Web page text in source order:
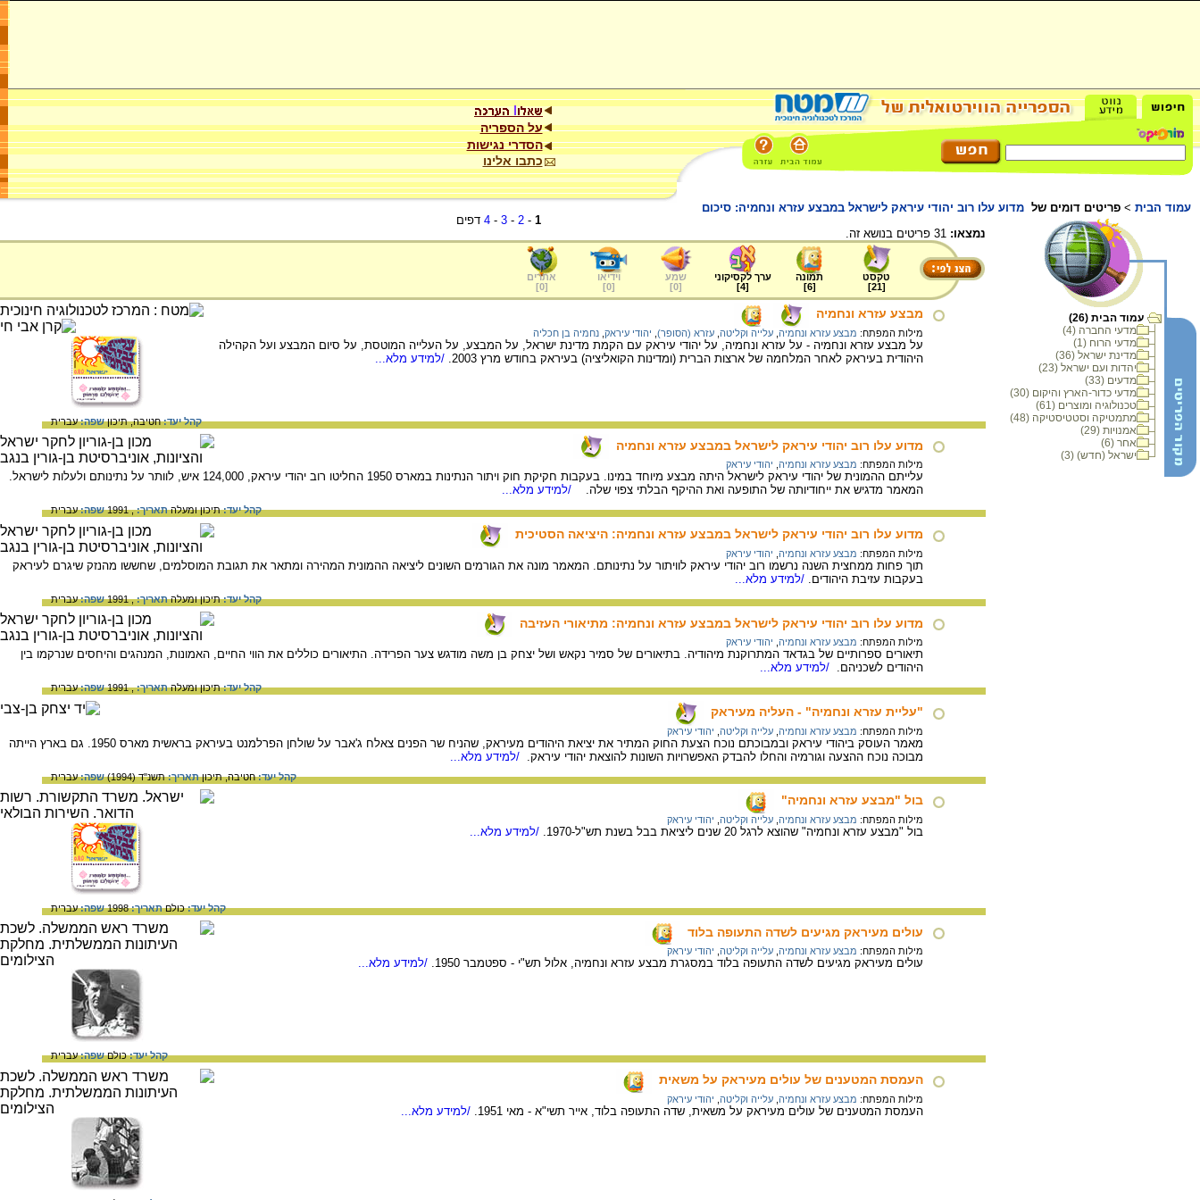
על הספריה
הסדרי נגישות
כתבו אלינו
עמוד הבית > פריטים דומים של מדוע עלו רוב יהודי עיראק לישראל במבצע עזרא ונחמיה: סיכום
עמוד הבית (26)
מדעי החברה (4)
מדעי הרוח (1)
מדינת ישראל (36)
יהדות ועם ישראל (23)
מדעים (33)
מדעי כדור-הארץ והיקום (30)
טכנולוגיה ומוצרים (61)
מתמטיקה וסטטיסטיקה (48)
אמנויות (29)
אחר (6)
ישראל (חדש) (3)
1
-
2
-
3
-
4 דפים
נמצאו:
טקסט
[
21
]
תמונה
[
6
]
ערך לקסיקוני
[
4
]
שמע
[
0
]
וידיאו
[
0
]
אתרים
[
0
]
מבצע עזרא ונחמיה
מילות המפתח: מבצע עזרא ונחמיה עלייה וקליטה עזרא (הסופר) יהודי עיראק נחמיה בן חכליה
על מבצע עזרא ונחמיה - על עזרא ונחמיה, על יהודי עיראק עם הקמת מדינת ישראל, על המבצע, על העלייה המוטסת, על סיום המבצע ועל הקהילה
היהודית בעיראק לאחר המלחמה של ארצות הברית (ומדינות הקואליציה) בעיראק בחודש מרץ 2003.
/למידע מלא...
קהל יעד:חטיבה,תיכוןשפה:עברית
מדוע עלו רוב יהודי עיראק לישראל במבצע עזרא ונחמיה
מילות המפתח: מבצע עזרא ונחמיה יהודי עיראק
עלייתם ההמונית של יהודי עיראק לישראל היתה מבצע מיוחד במינו. בעקבות חקיקת חוק ויתור הנתינות במארס 1950 החליטו רוב יהודי עיראק, 124,000 איש, לוותר על נתינותם ולעלות לישראל.
המאמר מדגיש את ייחודיותה של התופעה ואת ההיקף הבלתי צפוי שלה.
/למידע מלא...
קהל יעד:תיכון ומעלהתאריך:, 1991 שפה:עברית
מדוע עלו רוב יהודי עיראק לישראל במבצע עזרא ונחמיה: היציאה הסטיכית
מילות המפתח: מבצע עזרא ונחמיה יהודי עיראק
תוך פחות ממחצית השנה נרשמו רוב יהודי עיראק לוויתור על נתינותם. המאמר מונה את הגורמים השונים ליציאה ההמונית המהירה ומתאר את תגובת המוסלמים, שחששו מהנזק שיגרם לעיראק
בעקבות עזיבת היהודים. /למידע מלא...
קהל יעד:תיכון ומעלהתאריך:, 1991 שפה:עברית
מדוע עלו רוב יהודי עיראק לישראל במבצע עזרא ונחמיה: מתיאורי העזיבה
מילות המפתח: מבצע עזרא ונחמיה יהודי עיראק
תיאורים ספרותיים של בגדאד המתרוקנת מיהודיה. בתיאורים של סמיר נקאש ושל יצחק בן משה מודגש צער הפרידה. התיאורים כוללים את הווי החיים, האמונות, המנהגים והיחסים שנרקמו בין
היהודים לשכניהם. /למידע מלא...
קהל יעד:תיכון ומעלהתאריך:, 1991 שפה:עברית
"עליית עזרא ונחמיה" - העליה מעיראק
מילות המפתח: מבצע עזרא ונחמיה עלייה וקליטה יהודי עיראק
מאמר העוסק ביהודי עיראק ובמבוכתם נוכח הצעת החוק המתיר את יציאת היהודים מעיראק, שהניח שר הפנים צאלח ג'אבר על שולחן הפרלמנט בעיראק בראשית מארס 1950. גם בארץ הייתה
מבוכה נוכח ההצעה וגורמיה והחלו להבדק האפשרויות השונות להוצאת יהודי עיראק.
/למידע מלא...
קהל יעד:חטיבה,תיכוןתאריך:תשנ"ד (1994) שפה:עברית
בול "מבצע עזרא ונחמיה"
מילות המפתח: מבצע עזרא ונחמיה עלייה וקליטה יהודי עיראק
בול "מבצע עזרא ונחמיה" שהוצא לרגל 20 שנים ליציאת בבל בשנת תש"ל-1970. /למידע מלא...
קהל יעד:כולםתאריך:1998 שפה:עברית
עולים מעיראק מגיעים לשדה התעופה בלוד
מילות המפתח: מבצע עזרא ונחמיה עלייה וקליטה יהודי עיראק
עולים מעיראק מגיעים לשדה התעופה בלוד במסגרת מבצע עזרא ונחמיה, אלול תש"י - ספטמבר 1950. /למידע מלא...
קהל יעד:כולםשפה:עברית
העמסת המטענים של עולים מעיראק על משאית
מילות המפתח: מבצע עזרא ונחמיה עלייה וקליטה יהודי עיראק
העמסת המטענים של עולים מעיראק על משאית, שדה התעופה בלוד, אייר תשי"א - מאי 1951. /למידע מלא...